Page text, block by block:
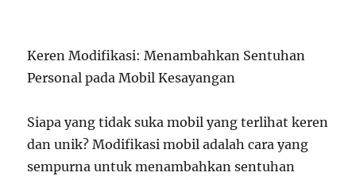
Keren Modifikasi: Menambahkan Sentuhan
Personal pada Mobil Kesayangan
Siapa yang tidak suka mobil yang terlihat keren
dan unik? Modifikasi mobil adalah cara yang
sempurna untuk menambahkan sentuhan